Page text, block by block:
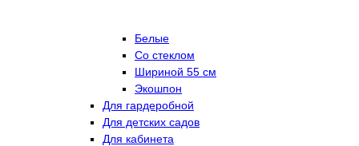
Белые
Со стеклом
Шириной 55 см
Экошпон
Для гардеробной
Для детских садов
Для кабинета